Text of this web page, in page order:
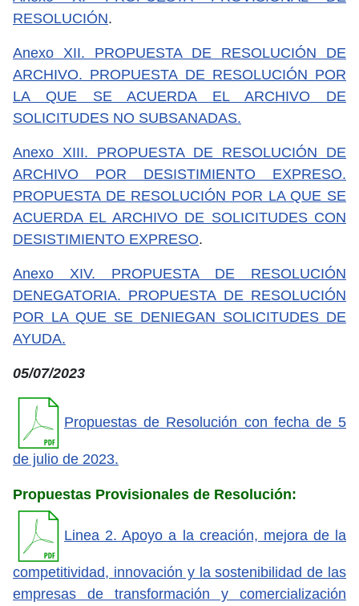
RESOLUCIÓN.
Anexo XII. PROPUESTA DE RESOLUCIÓN DE
ARCHIVO. PROPUESTA DE RESOLUCIÓN POR
LA QUE SE ACUERDA EL ARCHIVO DE
SOLICITUDES NO SUBSANADAS.
Anexo XIII. PROPUESTA DE RESOLUCIÓN DE
ARCHIVO POR DESISTIMIENTO EXPRESO.
PROPUESTA DE RESOLUCIÓN POR LA QUE SE
ACUERDA EL ARCHIVO DE SOLICITUDES CON
DESISTIMIENTO EXPRESO.
Anexo XIV. PROPUESTA DE RESOLUCIÓN
DENEGATORIA. PROPUESTA DE RESOLUCIÓN
POR LA QUE SE DENIEGAN SOLICITUDES DE
AYUDA.
05/07/2023
Propuestas de Resolución con fecha de 5
de julio de 2023.
Propuestas Provisionales de Resolución:
Linea 2. Apoyo a la creación, mejora de la
competitividad, innovación y la sostenibilidad de las
empresas de transformación y comercialización